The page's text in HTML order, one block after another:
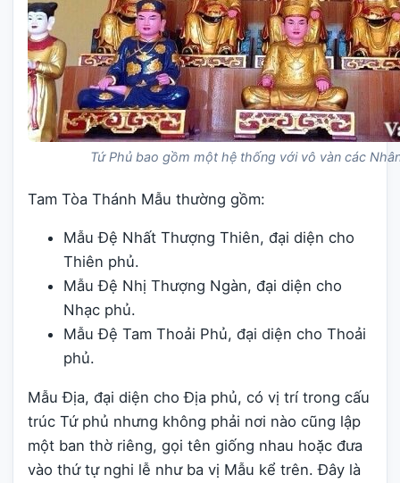
Tứ Phủ bao gồm một hệ thống với vô vàn các
Tam Tòa Thánh Mẫu thường gồm:
Mẫu Đệ Nhất Thượng Thiên, đại diện cho
Thiên phủ.
Mẫu Đệ Nhị Thượng Ngàn, đại diện cho
Nhạc phủ.
Mẫu Đệ Tam Thoải Phủ, đại diện cho Thoải
phủ.
Mẫu Địa, đại diện cho Địa phủ, có vị trí trong cấu
trúc Tứ phủ nhưng không phải nơi nào cũng lập
một ban thờ riêng, gọi tên giống nhau hoặc đưa
vào thứ tự nghi lễ như ba vị Mẫu kể trên. Đây là